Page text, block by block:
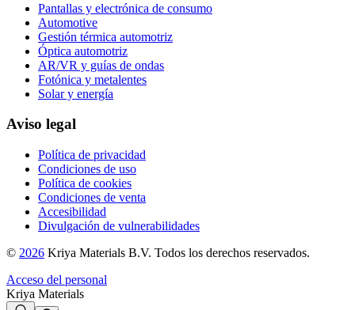
Pantallas y electrónica de consumo
Automotive
Gestión térmica automotriz
Óptica automotriz
AR/VR y guías de ondas
Fotónica y metalentes
Solar y energía
Aviso legal
Política de privacidad
Condiciones de uso
Política de cookies
Condiciones de venta
Accesibilidad
Divulgación de vulnerabilidades
© 2026 Kriya Materials B.V. Todos los derechos reservados.
Acceso del personal
Kriya Materials